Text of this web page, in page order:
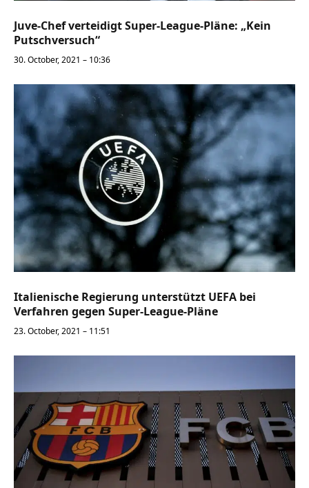
Juve-Chef verteidigt Super-League-Pläne: „Kein
Putschversuch“
30. October, 2021 – 10:36
Italienische Regierung unterstützt UEFA bei
Verfahren gegen Super-League-Pläne
23. October, 2021 – 11:51